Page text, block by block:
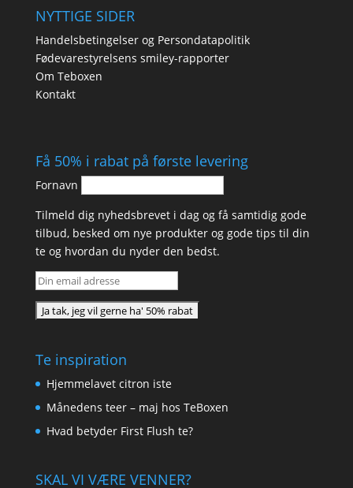
NYTTIGE SIDER
Handelsbetingelser og Persondatapolitik
Fødevarestyrelsens smiley-rapporter
Om Teboxen
Kontakt
Få 50% i rabat på første levering
Fornavn
Tilmeld dig nyhedsbrevet i dag og få samtidig gode
tilbud, besked om nye produkter og gode tips til din
te og hvordan du nyder den bedst.
Te inspiration
Hjemmelavet citron iste
Månedens teer – maj hos TeBoxen
Hvad betyder First Flush te?
SKAL VI VÆRE VENNER?